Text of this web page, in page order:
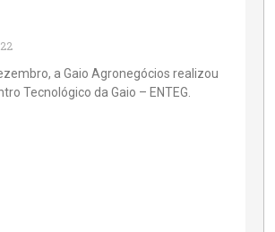
a Gaio Agronegócios realizou
Tecnológico da Gaio – ENTEG.